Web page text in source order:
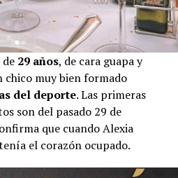
29 años, de cara guapa y
chico muy bien formado
del deporte. Las primeras
son del pasado 29 de
que cuando Alexia
el corazón ocupado.